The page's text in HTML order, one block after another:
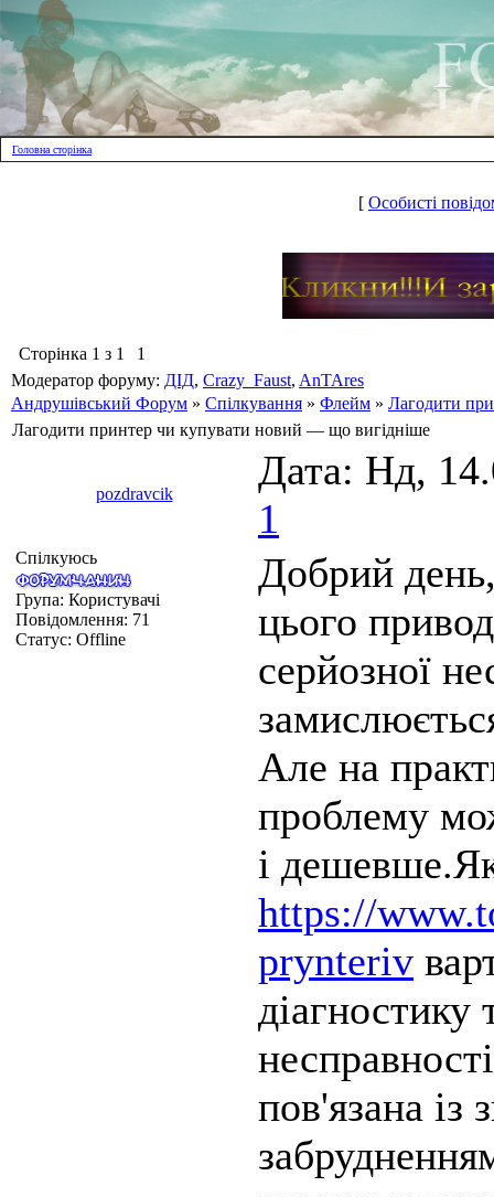
Головна сторінка
[ Особисті
Сторінка 1 з 1
1
Модератор форуму: ДІД, Crazy_Faust, AnTAres
Андрушівський Форум » Спілкування » Флейм » Лагодити
Лагодити принтер чи купувати новий — що вигідніше
pozdravcik
Дата: Нд,
1
Спілкуюсь
Група: Користувачі
Повідомлення: 71
Статус: Offline
Добрий
цього
серйозної
Але на
проблему
і
https://
prynteriv
діагностику
пов'язана